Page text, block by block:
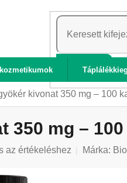
KERESÉS
kivonat 350 mg – 100
350 mg –
az értékeléshez Márka: